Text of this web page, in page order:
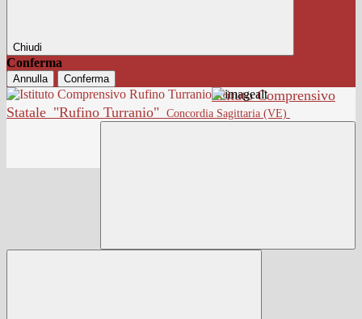
Chiudi
Conferma
Annulla Conferma
Istituto Comprensivo
Statale "Rufino Turranio" Concordia Sagittaria (VE)